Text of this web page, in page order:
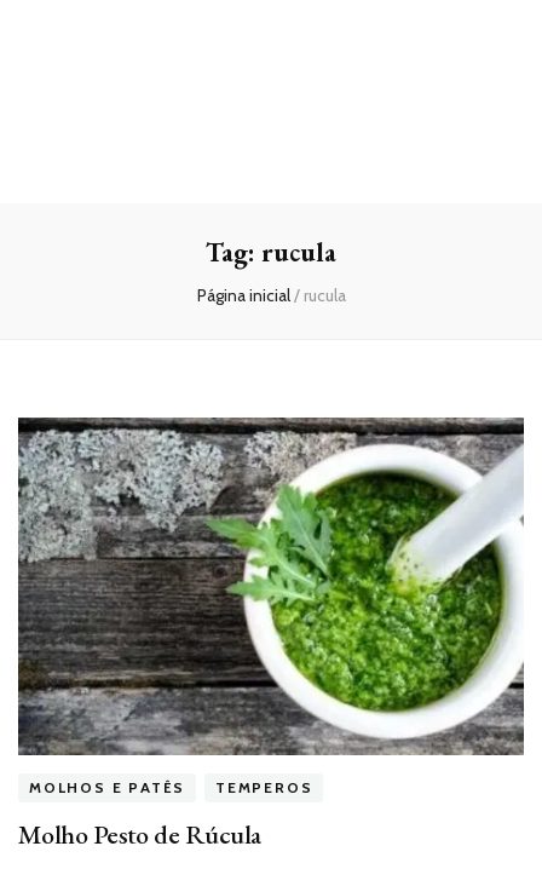
Tag: rucula
Página inicial/ rucula
MOLHOS E PATÊS TEMPEROS
Molho Pesto de Rúcula